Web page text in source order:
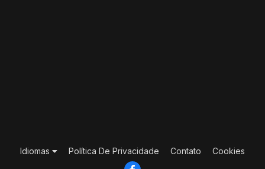
Idiomas Política De Privacidade Contato Cookies